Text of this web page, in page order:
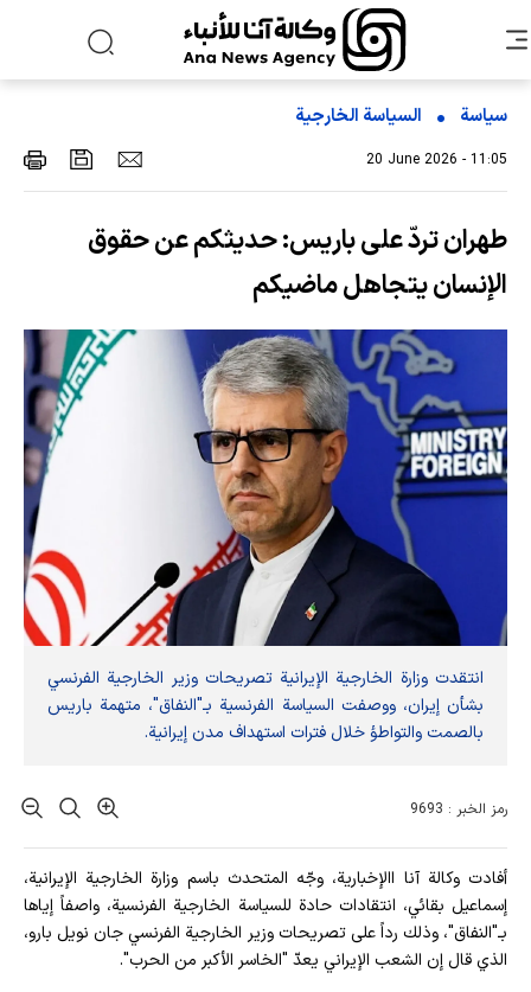
سياسة السیاسة الخارجیة
20 June 2026 - 11:05
طهران تردّ على باريس: حديثكم عن حقوق
الإنسان يتجاهل ماضيكم
انتقدت وزارة الخارجية الإيرانية تصريحات وزير الخارجية الفرنسي
بشأن إيران، ووصفت السياسة الفرنسية بـ"النفاق"، متهمة باريس
بالصمت والتواطؤ خلال فترات استهداف مدن إيرانية.
رمز الخبر : 9693
أفادت وکالة آنا االإخباریة، وجّه المتحدث باسم وزارة الخارجية الإيرانية،
إسماعيل بقائي، انتقادات حادة للسياسة الخارجية الفرنسية، واصفاً إياها
بـ"النفاق"، وذلك رداً على تصريحات وزير الخارجية الفرنسي جان نويل بارو،
الذي قال إن الشعب الإيراني يعدّ "الخاسر الأكبر من الحرب".